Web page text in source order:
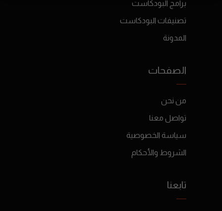
برامج البودكاست
تصنيفات البودكاست
المدونة
الصفحات
من نحن
تواصل معنا
سياسة الخصوصية
الشروط والأحكام
تابعنا